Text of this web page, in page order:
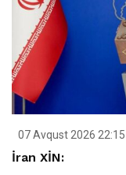
07 Avqust 2026 22:15
İran XİN: